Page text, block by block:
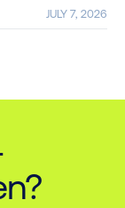
JULY 7, 2026